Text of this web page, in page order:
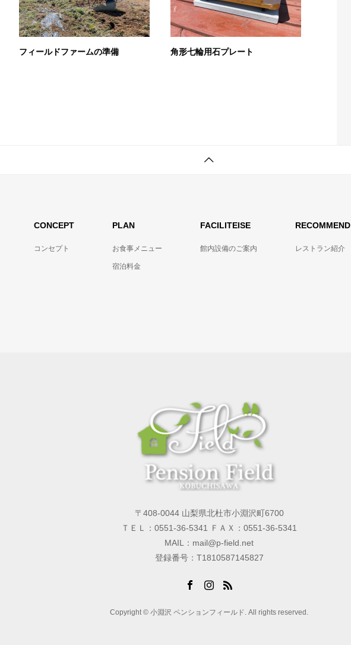
フィールドファームの準備 角形七輪用石プレート
CONCEPT
コンセプト
PLAN
お食事メニュー
宿泊料金
FACILITEISE
館内設備のご案内
RECOMMEND
レストラン紹介
〒408-0044 山梨県北杜市小淵沢町6700
ＴＥＬ：0551-36-5341 ＦＡＸ：0551-36-5341
MAIL：mail@p-field.net
登録番号：T1810587145827
Copyright © 小淵沢 ペンションフィールド. All rights reserved.